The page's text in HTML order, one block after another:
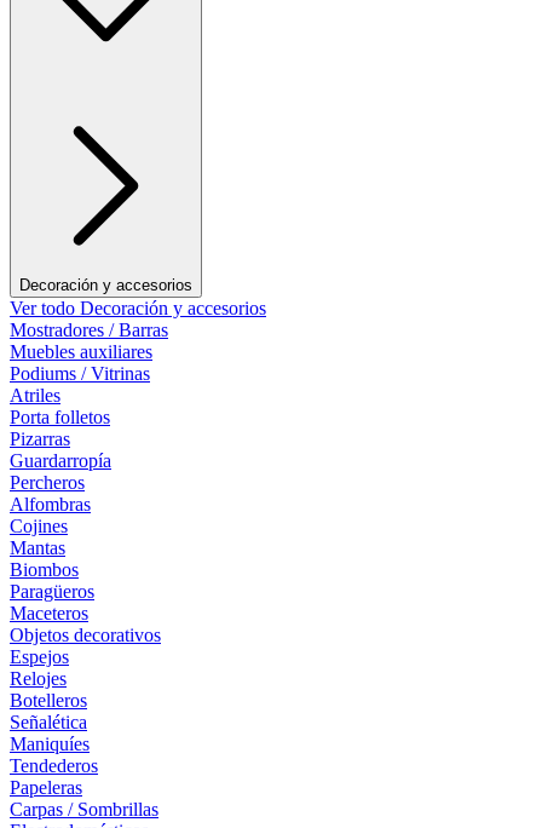
Decoración y accesorios
Ver todo Decoración y accesorios
Mostradores / Barras
Muebles auxiliares
Podiums / Vitrinas
Atriles
Porta folletos
Pizarras
Guardarropía
Percheros
Alfombras
Cojines
Mantas
Biombos
Paragüeros
Maceteros
Objetos decorativos
Espejos
Relojes
Botelleros
Señalética
Maniquíes
Tendederos
Papeleras
Carpas / Sombrillas